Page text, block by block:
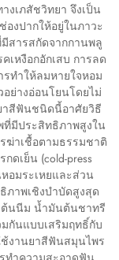
เภสัชวิทยา จึงเป็น
งปากให้อยู่ในภาวะ
สารสกัดจากกานพลู
เหงือกอักเสบ การลด
รทำให้ลมหายใจหอม
ย่างอ่อนโยนโดยไม่
าสีฟันชนิดนี้อาศัยวิธี
ที่มีประสิทธิภาพสูงใน
ฆ่าเชื้อตามธรรมชาติ
ดเย็น (cold-press
อมระเหยและส่วน
ภาพเชิงบำบัดสูงสุด
ต้นนีม น้ำมันต้นชาทรี
กันแบบเสริมฤทธิ์กับ
งานยาสีฟันสมุนไพร